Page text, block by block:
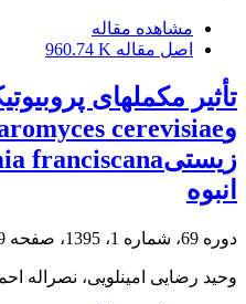
مشاهده مقاله
اصل مقاله 960.74 K
انبوه
دوره 69، شماره 1، 1395، صفحه
وحید رضایی امینلویی، نصراله